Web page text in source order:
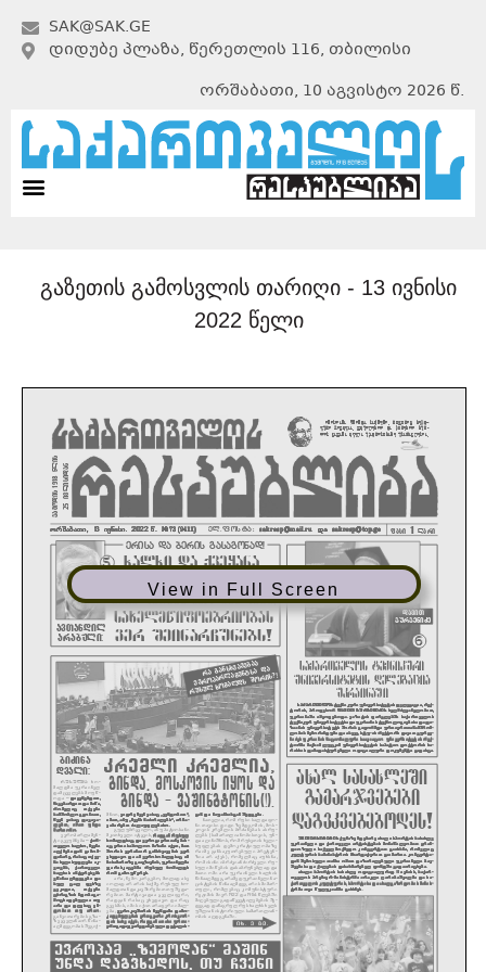
SAK@SAK.GE
ᲓᲘᲓᲣᲑᲔ ᲞᲚᲐᲖᲐ, ᲬᲔᲠᲔᲗᲚᲘᲡ 116, ᲗᲑᲘᲚᲘᲡᲘ
ორშაბათი, 10 აგვისტო 2026 წ.
გაზეთის გამოსვლის თარიღი - 13 ივნისი
2022 წელი
View in Full Screen